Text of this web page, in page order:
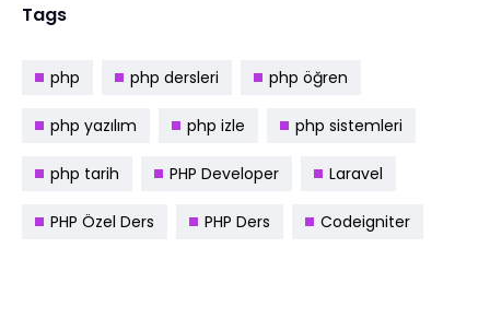
Tags
php php dersleri php öğren
php yazılım php izle php sistemleri
php tarih PHP Developer Laravel
PHP Özel Ders PHP Ders Codeigniter